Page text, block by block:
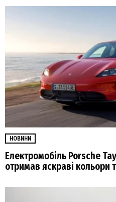
НОВИНИ
Електромобіль Porsche
отримав яскраві кольори